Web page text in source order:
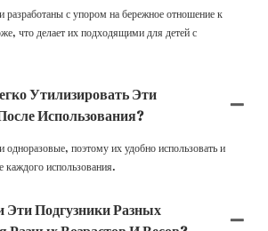
разработаны с упором на бережное отношение к
что делает их подходящими для детей с
Утилизировать Эти
Использования?
одноразовые, поэтому их удобно использовать и
каждого использования.
Подгузники Разных